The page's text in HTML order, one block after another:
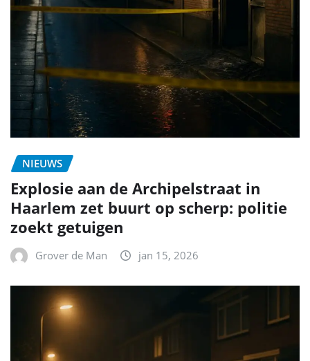
NIEUWS
Explosie aan de Archipelstraat in
Haarlem zet buurt op scherp: politie
zoekt getuigen
Grover de Man jan 15, 2026